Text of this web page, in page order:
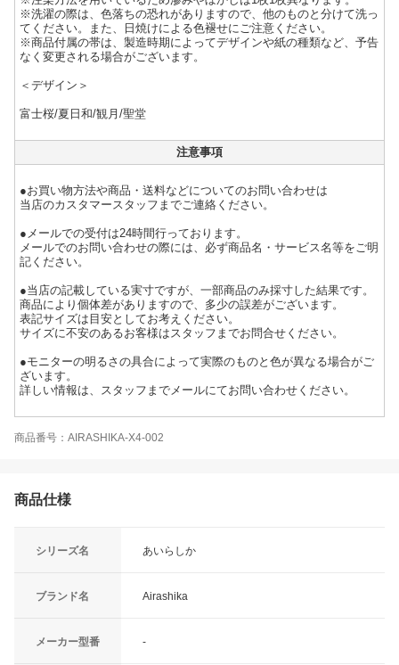
※洗濯の際は、色落ちの恐れがありますので、他のものと分けて洗っ
てください。また、日焼けによる色褪せにご注意ください。
※商品付属の帯は、製造時期によってデザインや紙の種類など、予告
なく変更される場合がございます。
＜デザイン＞
富士桜/夏日和/観月/聖堂
注意事項
●お買い物方法や商品・送料などについてのお問い合わせは
当店のカスタマースタッフまでご連絡ください。
●メールでの受付は24時間行っております。
メールでのお問い合わせの際には、必ず商品名・サービス名等をご明
記ください。
●当店の記載している実寸ですが、一部商品のみ採寸した結果です。
商品により個体差がありますので、多少の誤差がございます。
表記サイズは目安としてお考えください。
サイズに不安のあるお客様はスタッフまでお問合せください。
●モニターの明るさの具合によって実際のものと色が異なる場合がご
ざいます。
詳しい情報は、スタッフまでメールにてお問い合わせください。
商品番号：AIRASHIKA-X4-002
商品仕様
シリーズ名 あいらしか
ブランド名 Airashika
メーカー型番 -